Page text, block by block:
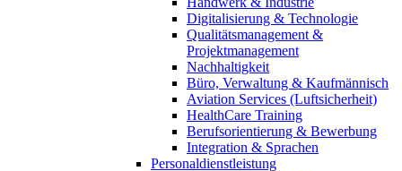
Digitalisierung & Technologie
Qualitätsmanagement &
Projektmanagement
Nachhaltigkeit
Büro, Verwaltung & Kaufmännisch
Aviation Services (Luftsicherheit)
HealthCare Training
Berufsorientierung & Bewerbung
Integration & Sprachen
Personaldienstleistung